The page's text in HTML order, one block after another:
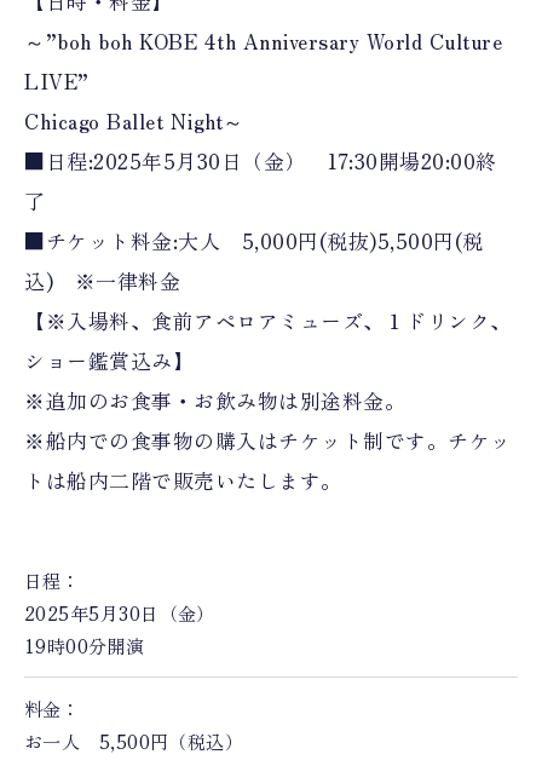
～”boh boh KOBE 4th Anniversary World Culture
LIVE”
Chicago Ballet Night～
■日程:2025年5月30日（金） 17:30開場20:00終
了
■チケット料金:大人 5,000円(税抜)5,500円(税
込) ※一律料金
【※入場料、食前アペロアミューズ、１ドリンク、
ショー鑑賞込み】
※追加のお食事・お飲み物は別途料金。
※船内での食事物の購入はチケット制です。チケッ
トは船内二階で販売いたします。
日程：
2025年5月30日（金）
19時00分開演
料金：
お一人 5,500円（税込）